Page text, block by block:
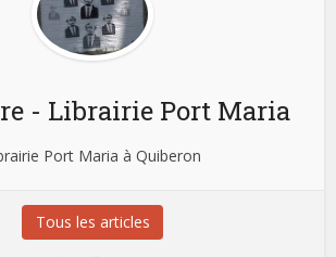
- Librairie Port Maria
Port Maria à Quiberon
Tous les articles